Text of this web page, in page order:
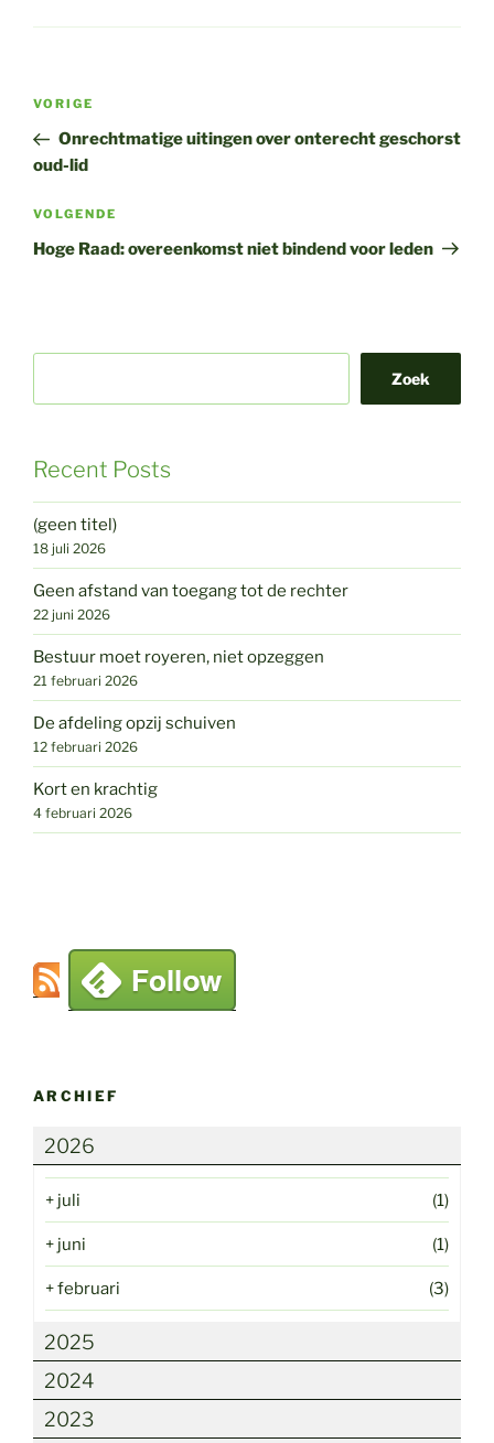
Bericht
Vorig
bericht
VORIGE
Onrechtmatige uitingen over onterecht geschorst
oud-lid
Volgend
bericht
VOLGENDE
Hoge Raad: overeenkomst niet bindend voor leden
Zoek
Recent Posts
(geen titel)
18 juli 2026
Geen afstand van toegang tot de rechter
22 juni 2026
Bestuur moet royeren, niet opzeggen
21 februari 2026
De afdeling opzij schuiven
12 februari 2026
Kort en krachtig
4 februari 2026
ARCHIEF
2026
+ juli (1)
+ juni (1)
+februari (3)
2025
2024
2023